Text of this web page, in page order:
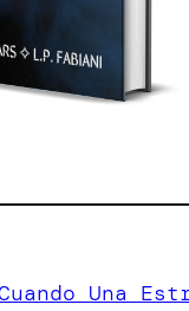
Una